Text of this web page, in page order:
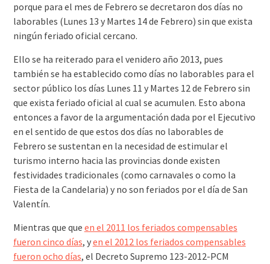
porque para el mes de Febrero se decretaron dos días no
laborables (Lunes 13 y Martes 14 de Febrero) sin que exista
ningún feriado oficial cercano.
Ello se ha reiterado para el venidero año 2013, pues
también se ha establecido como días no laborables para el
sector público los días Lunes 11 y Martes 12 de Febrero sin
que exista feriado oficial al cual se acumulen. Esto abona
entonces a favor de la argumentación dada por el Ejecutivo
en el sentido de que estos dos días no laborables de
Febrero se sustentan en la necesidad de estimular el
turismo interno hacia las provincias donde existen
festividades tradicionales (como carnavales o como la
Fiesta de la Candelaria) y no son feriados por el día de San
Valentín.
Mientras que que en el 2011 los feriados compensables
fueron cinco días, yen el 2012 los feriados compensables
fueron ocho días, el Decreto Supremo 123-2012-PCM